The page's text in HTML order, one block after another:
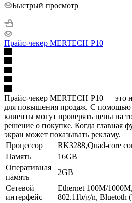
Быстрый просмотр
Прайс-чекер MERTECH P10
Прайс-чекер MERTECH P10 — это
для повышения продаж. С помощью
клиенты могут проверять цены на
решение о покупке. Когда главная
экран может показывать рекламу.
Процессор
RK3288,Quad-core
Память
16GB
Оперативная
память
2GB
Сетевой
интерфейс
Ethernet 100M/
802.11b/g/n, Bluetoth